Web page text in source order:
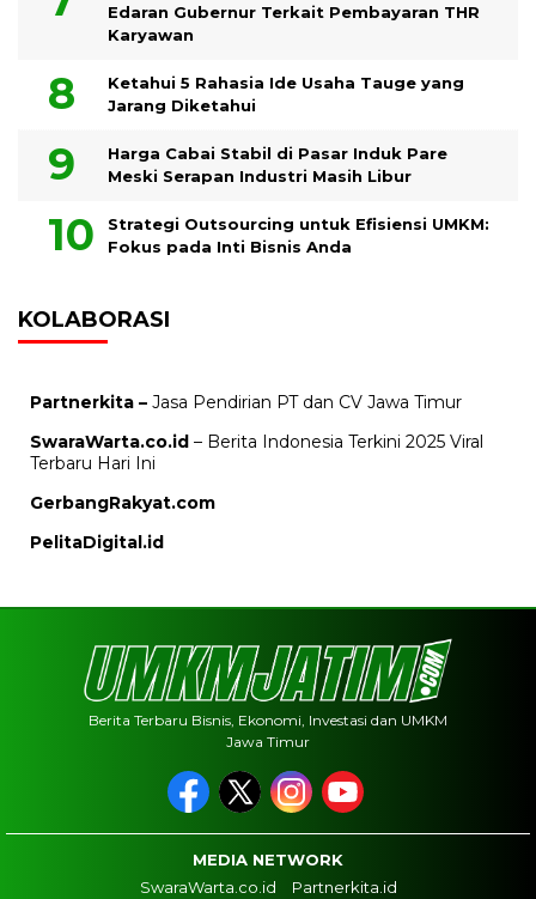
Edaran Gubernur Terkait Pembayaran THR
Karyawan
Ketahui 5 Rahasia Ide Usaha Tauge yang
Jarang Diketahui
Harga Cabai Stabil di Pasar Induk Pare
Meski Serapan Industri Masih Libur
Strategi Outsourcing untuk Efisiensi UMKM:
Fokus pada Inti Bisnis Anda
KOLABORASI
Partnerkita – Jasa Pendirian PT dan CV Jawa Timur
SwaraWarta.co.id – Berita Indonesia Terkini 2025 Viral
Terbaru Hari Ini
GerbangRakyat.com
PelitaDigital.id
Berita Terbaru Bisnis, Ekonomi, Investasi dan UMKM
Jawa Timur
MEDIA NETWORK
SwaraWarta.co.id
Partnerkita.id